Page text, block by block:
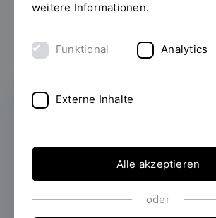
Prof. Anja Lapatsch
Fakultät Architektur
Professoren/Professorinnen
weitere Informationen.
Funktional Analytics
Externe Inhalte
Alle akzeptieren
oder